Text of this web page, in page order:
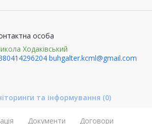
особа
Ходаківський
buhgalter.kcml@gmail.com
та інформування (0)
Документи Договори